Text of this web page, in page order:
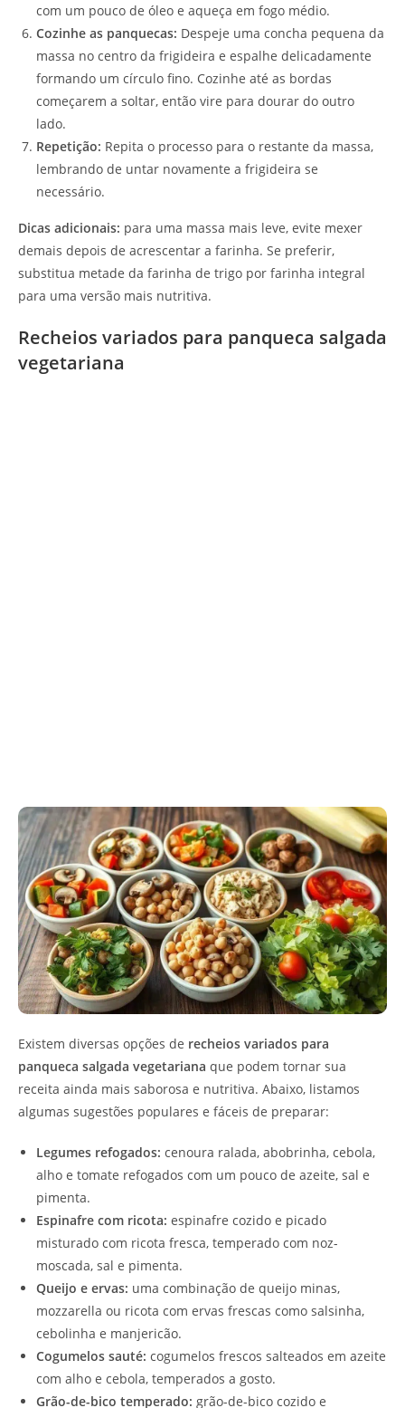
com um pouco de óleo e aqueça em fogo médio.
Cozinhe as panquecas: Despeje uma concha pequena da
massa no centro da frigideira e espalhe delicadamente
formando um círculo fino. Cozinhe até as bordas
começarem a soltar, então vire para dourar do outro
lado.
Repetição: Repita o processo para o restante da massa,
lembrando de untar novamente a frigideira se
necessário.
Dicas adicionais: para uma massa mais leve, evite mexer
demais depois de acrescentar a farinha. Se preferir,
substitua metade da farinha de trigo por farinha integral
para uma versão mais nutritiva.
Recheios variados para panqueca salgada
vegetariana
Existem diversas opções de recheios variados para
panqueca salgada vegetariana que podem tornar sua
receita ainda mais saborosa e nutritiva. Abaixo, listamos
algumas sugestões populares e fáceis de preparar:
Legumes refogados: cenoura ralada, abobrinha, cebola,
alho e tomate refogados com um pouco de azeite, sal e
pimenta.
Espinafre com ricota: espinafre cozido e picado
misturado com ricota fresca, temperado com noz-
moscada, sal e pimenta.
Queijo e ervas: uma combinação de queijo minas,
mozzarella ou ricota com ervas frescas como salsinha,
cebolinha e manjericão.
Cogumelos sauté: cogumelos frescos salteados em azeite
com alho e cebola, temperados a gosto.
Grão-de-bico temperado: grão-de-bico cozido e